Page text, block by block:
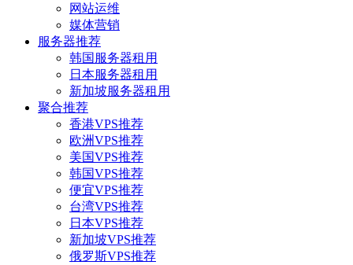
网站运维
媒体营销
服务器推荐
韩国服务器租用
日本服务器租用
新加坡服务器租用
聚合推荐
香港VPS推荐
欧洲VPS推荐
美国VPS推荐
韩国VPS推荐
便宜VPS推荐
台湾VPS推荐
日本VPS推荐
新加坡VPS推荐
俄罗斯VPS推荐